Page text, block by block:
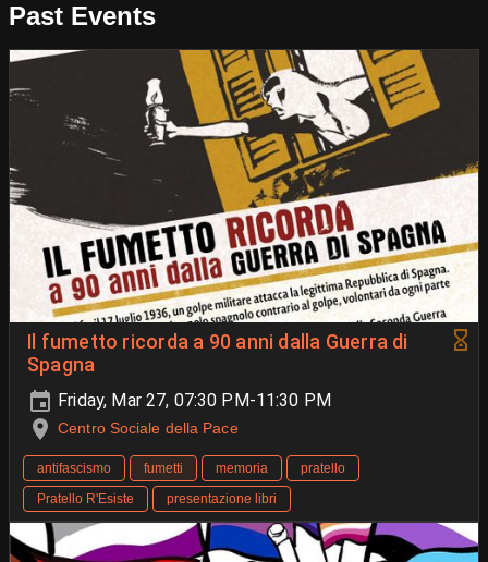
Past Events
Il fumetto ricorda a 90 anni dalla Guerra di
Spagna
Friday, Mar 27, 07:30 PM-11:30 PM
Centro Sociale della Pace
antifascismo fumetti memoria
pratello
Pratello R'Esiste
presentazione libri